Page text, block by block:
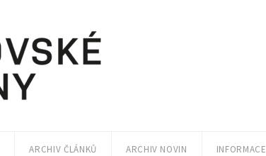
ARCHIV ČLÁNKŮ ARCHIV NOVIN INFORMACE